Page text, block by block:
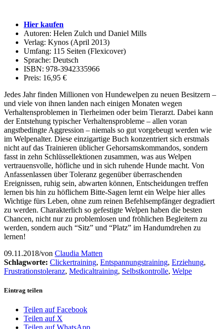
Hier kaufen
Autoren: Helen Zulch und Daniel Mills
Verlag: Kynos (April 2013)
Umfang: 115 Seiten (Flexicover)
Sprache: Deutsch
ISBN: 978-3942335966
Preis: 16,95 €
Jedes Jahr finden Millionen von Hundewelpen zu neuen Besitzern –
und viele von ihnen landen nach einigen Monaten wegen
Verhaltensproblemen in Tierheimen oder beim Tierarzt. Dabei kann
der Entstehung typischer Verhaltensprobleme – allen voran
angstbedingte Aggression – niemals so gut vorgebeugt werden wie
im Welpenalter. Diese einzigartige Buch konzentriert sich erstmals
nicht auf das Trainieren üblicher Gehorsamskommandos, sondern
fasst in zehn Schlüssellektionen zusammen, was aus Welpen
vertrauensvolle, höfliche und in sich ruhende Hunde macht. Von
Anfassenlassen über Toleranz gegenüber überraschenden
Ereignissen, ruhig sein, abwarten können, Entscheidungen treffen
lernen bis hin zu höflichem Bitte-Sagen lernt ein Welpe hier alles
Wichtige fürs Leben, ohne zum reinen Befehlsempfänger degradiert
zu werden. Charakterlich so gefestigte Welpen haben die besten
Chancen, nicht nur zu problemlosen und fröhlichen Begleitern zu
werden, sondern auch “Sitz” und “Platz” im Handumdrehen zu
lernen!
09.11.2018/von Claudia Matten
Schlagworte: Clickertraining, Entspannungstraining, Erziehung,
Frustrationstoleranz, Medicaltraining, Selbstkontrolle, Welpe
Eintrag teilen
Teilen auf Facebook
Teilen auf X
Teilen auf WhatsApp